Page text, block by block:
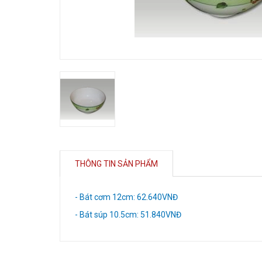
THÔNG TIN SẢN PHẨM
- Bát cơm 12cm: 62.640VNĐ
- Bát súp 10.5cm: 51.840VNĐ